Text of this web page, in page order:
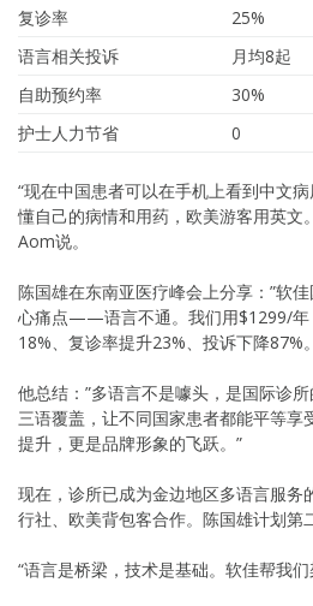
复诊率 25%
语言相关投诉
月均8起
自助预约率
30%
护士人力节省
0
“现在中国患者可以在手机上看到中文
懂自己的病情和用药，欧美游客用英文
Aom说。
陈国雄在东南亚医疗峰会上分享：”软
心痛点——语言不通。我们用$1299/年
18%、复诊率提升23%、投诉下降87%
他总结：”多语言不是噱头，是国际诊
三语覆盖，让不同国家患者都能平等享
提升，更是品牌形象的飞跃。”
现在，诊所已成为金边地区多语言服务
行社、欧美背包客合作。陈国雄计划第
“语言是桥梁，技术是基础。软佳帮我们